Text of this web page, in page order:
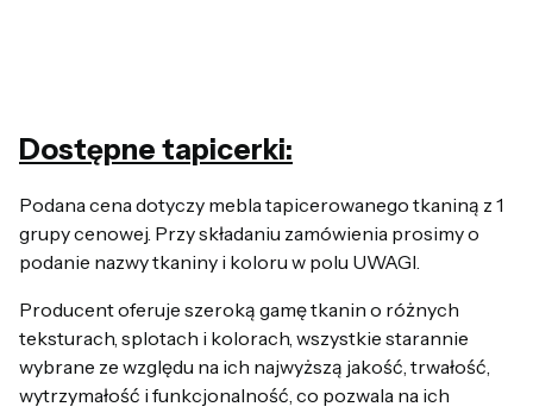
Dostępne tapicerki:
Podana cena dotyczy mebla tapicerowanego tkaniną z 1
grupy cenowej. Przy składaniu zamówienia prosimy o
podanie nazwy tkaniny i koloru w polu UWAGI.
Producent oferuje szeroką gamę tkanin o różnych
teksturach, splotach i kolorach, wszystkie starannie
wybrane ze względu na ich najwyższą jakość, trwałość,
wytrzymałość i funkcjonalność, co pozwala na ich